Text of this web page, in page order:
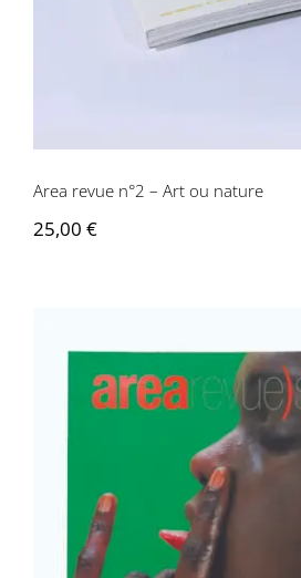
Area revue n°2 – Art ou nature
25,00 €
Area revue n°3 –